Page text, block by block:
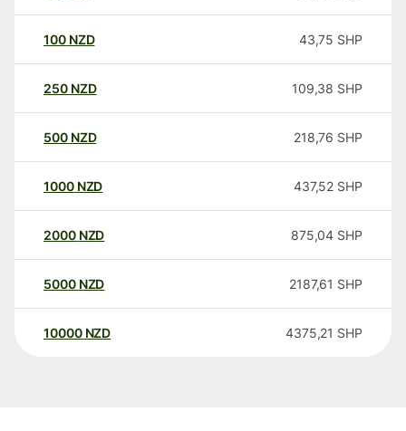
100 NZD 43,75 SHP
250 NZD 109,38 SHP
500 NZD 218,76 SHP
1000 NZD 437,52 SHP
2000 NZD 875,04 SHP
5000 NZD 2187,61 SHP
10000 NZD 4375,21 SHP